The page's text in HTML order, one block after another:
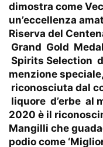
dimostra come
un’eccellenza
Riserva del
Grand Gold
Spirits Selection
menzione
riconosciuta dal
liquore d’erbe al
2020 è il
Mangilli che
podio come